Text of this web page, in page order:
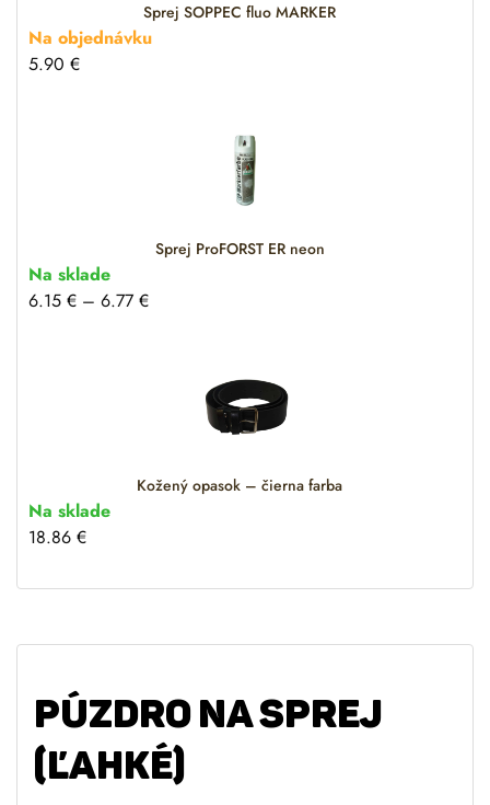
:
Sprej SOPPEC fluo MARKER
Na objednávku
5.90 €
Sprej ProFORST ER neon
Na sklade
6.15 € – 6.77 €
Kožený opasok – čierna farba
Na sklade
18.86 €
PÚZDRO NA SPREJ
(ĽAHKÉ)